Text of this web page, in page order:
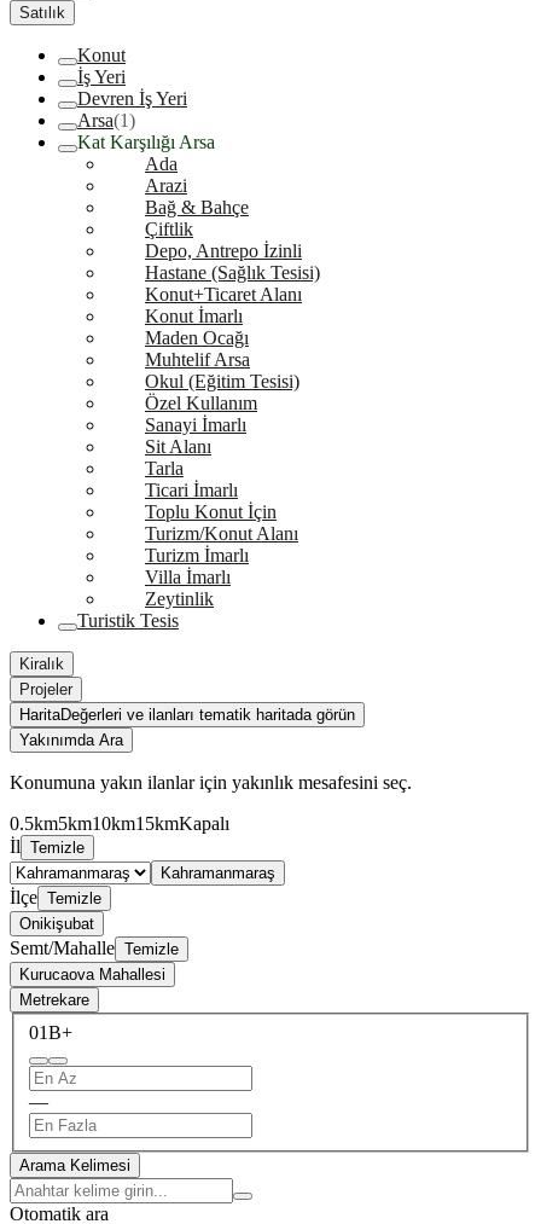
Satılık
Konut
İş Yeri
Devren İş Yeri
Arsa(1)
Kat Karşılığı Arsa
Ada
Arazi
Bağ & Bahçe
Çiftlik
Depo, Antrepo İzinli
Hastane (Sağlık Tesisi)
Konut+Ticaret Alanı
Konut İmarlı
Maden Ocağı
Muhtelif Arsa
Okul (Eğitim Tesisi)
Özel Kullanım
Sanayi İmarlı
Sit Alanı
Tarla
Ticari İmarlı
Toplu Konut İçin
Turizm/Konut Alanı
Turizm İmarlı
Villa İmarlı
Zeytinlik
Turistik Tesis
Kiralık
Projeler
HaritaDeğerleri ve ilanları tematik haritada görün
Yakınımda Ara
Konumuna yakın ilanlar için yakınlık mesafesini seç.
0.5km5km10km15kmKapalı
İl Temizle
Kahramanmaraş
İlçe Temizle
Onikişubat
Semt/Mahalle Temizle
Kurucaova Mahallesi
Metrekare
01B+
—
Arama Kelimesi
Otomatik ara